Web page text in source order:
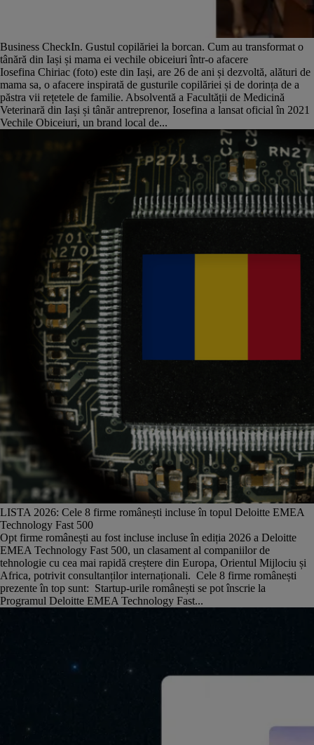
Business CheckIn. Gustul copilăriei la borcan. Cum au transformat o
tânără din Iași și mama ei vechile obiceiuri într-o afacere
Iosefina Chiriac (foto) este din Iași, are 26 de ani și dezvoltă, alături de
mama sa, o afacere inspirată de gusturile copilăriei și de dorința de a
păstra vii rețetele de familie. Absolventă a Facultății de Medicină
Veterinară din Iași și tânăr antreprenor, Iosefina a lansat oficial în 2021
Vechile Obiceiuri, un brand local de...
LISTA 2026: Cele 8 firme românești incluse în topul Deloitte EMEA
Technology Fast 500
Opt firme românești au fost incluse incluse în ediția 2026 a Deloitte
EMEA Technology Fast 500, un clasament al companiilor de
tehnologie cu cea mai rapidă creștere din Europa, Orientul Mijlociu și
Africa, potrivit consultanților internaționali. Cele 8 firme românești
prezente în top sunt: Startup-urile românești se pot înscrie la
Programul Deloitte EMEA Technology Fast...